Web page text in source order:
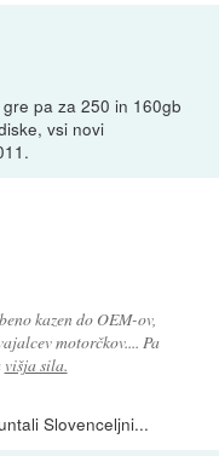
pa za 250 in 160gb
vsi novi
kazen do OEM-ov,
motorčkov.... Pa
višja sila.
Slovenceljni...